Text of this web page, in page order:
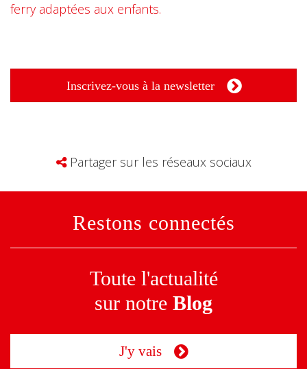
ferry adaptées aux enfants.
Inscrivez-vous à la newsletter
Partager sur les réseaux sociaux
Restons connectés
Toute l'actualité
sur notre Blog
J'y vais